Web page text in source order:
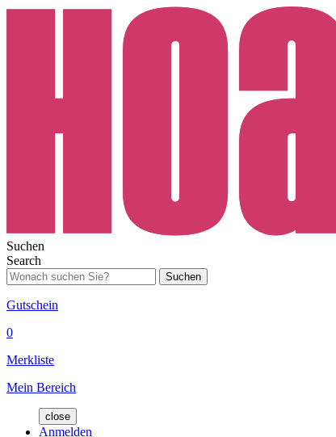
Suchen
Search
Suchen
Gutschein
0
Merkliste
Mein Bereich
close
Anmelden